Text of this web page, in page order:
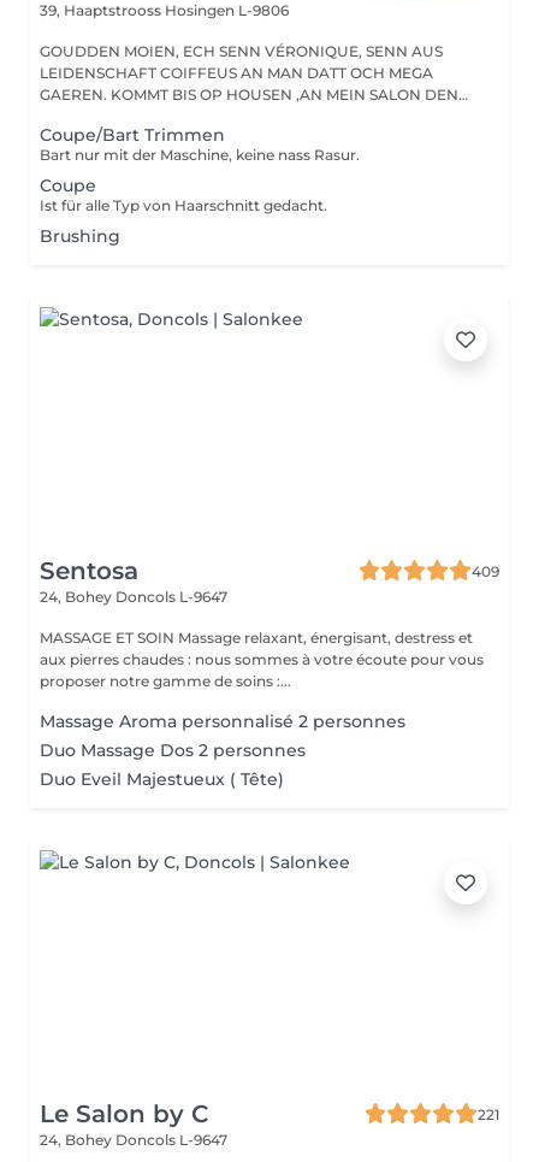
39, Haaptstrooss Hosingen L-9806
GOUDDEN MOIEN, ECH SENN VÉRONIQUE, SENN AUS
LEIDENSCHAFT COIFFEUS AN MAN DATT OCH MEGA
GAEREN. KOMMT BIS OP HOUSEN ,AN MEIN SALON DEN
Coupe/Bart Trimmen
Bart nur mit der Maschine, keine nass Rasur.
Coupe
Ist für alle Typ von Haarschnitt gedacht.
Brushing
Sentosa
409
24, Bohey Doncols L-9647
MASSAGE ET SOIN Massage relaxant, énergisant, destress et
aux pierres chaudes : nous sommes à votre écoute pour vous
proposer notre gamme de soins :...
Massage Aroma personnalisé 2 personnes
Duo Massage Dos 2 personnes
Duo Eveil Majestueux ( Tête)
Le Salon by C
221
24, Bohey Doncols L-9647